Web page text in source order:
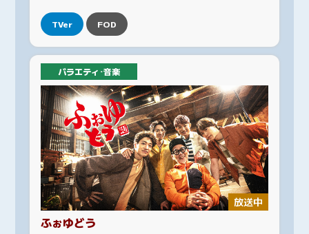
TVer FOD
バラエティ･音楽
放送中
ふぉゆどう